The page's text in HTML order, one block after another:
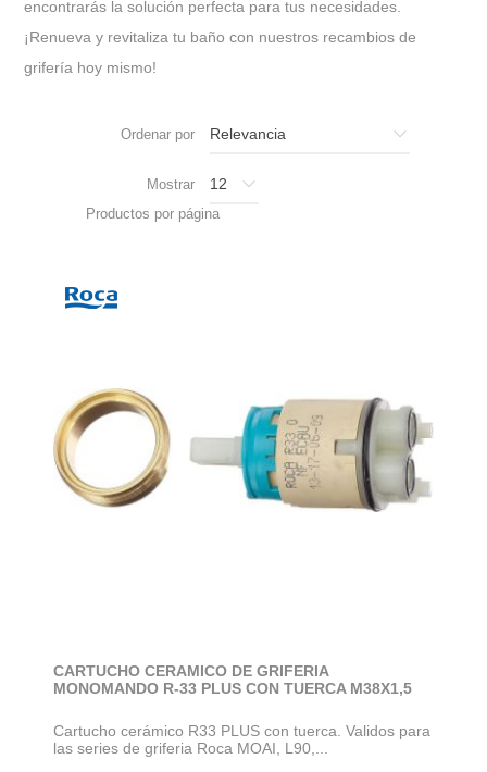
encontrarás la solución perfecta para tus necesidades.
¡Renueva y revitaliza tu baño con nuestros recambios de
grifería hoy mismo!
Ordenar por
Mostrar
Productos por página
CARTUCHO CERAMICO DE GRIFERIA
MONOMANDO R-33 PLUS CON TUERCA M38X1,5
Cartucho cerámico R33 PLUS con tuerca. Validos para
las series de griferia Roca MOAI, L90,...